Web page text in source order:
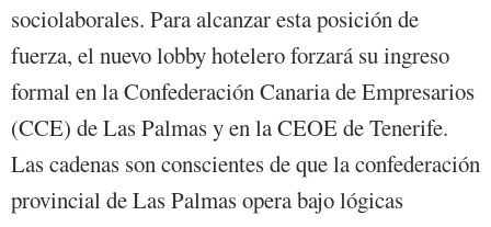
sociolaborales. Para alcanzar esta posición de
fuerza, el nuevo lobby hotelero forzará su ingreso
formal en la Confederación Canaria de Empresarios
(CCE) de Las Palmas y en la CEOE de Tenerife.
Las cadenas son conscientes de que la confederación
provincial de Las Palmas opera bajo lógicas